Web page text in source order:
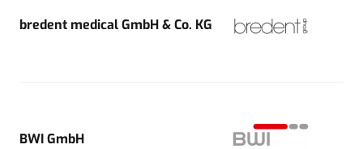
bredent medical GmbH & Co. KG
BWI GmbH